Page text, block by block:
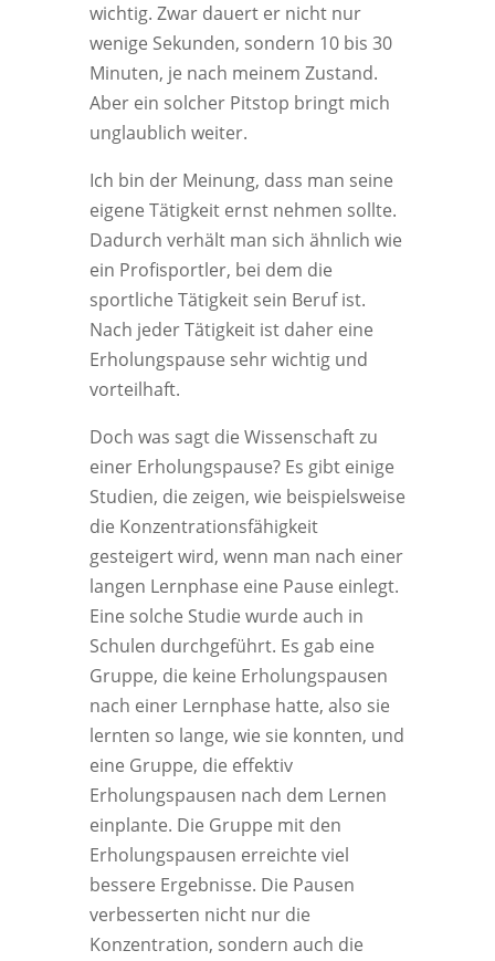
wichtig. Zwar dauert er nicht nur
wenige Sekunden, sondern 10 bis 30
Minuten, je nach meinem Zustand.
Aber ein solcher Pitstop bringt mich
unglaublich weiter.
Ich bin der Meinung, dass man seine
eigene Tätigkeit ernst nehmen sollte.
Dadurch verhält man sich ähnlich wie
ein Profisportler, bei dem die
sportliche Tätigkeit sein Beruf ist.
Nach jeder Tätigkeit ist daher eine
Erholungspause sehr wichtig und
vorteilhaft.
Doch was sagt die Wissenschaft zu
einer Erholungspause? Es gibt einige
Studien, die zeigen, wie beispielsweise
die Konzentrationsfähigkeit
gesteigert wird, wenn man nach einer
langen Lernphase eine Pause einlegt.
Eine solche Studie wurde auch in
Schulen durchgeführt. Es gab eine
Gruppe, die keine Erholungspausen
nach einer Lernphase hatte, also sie
lernten so lange, wie sie konnten, und
eine Gruppe, die effektiv
Erholungspausen nach dem Lernen
einplante. Die Gruppe mit den
Erholungspausen erreichte viel
bessere Ergebnisse. Die Pausen
verbesserten nicht nur die
Konzentration, sondern auch die